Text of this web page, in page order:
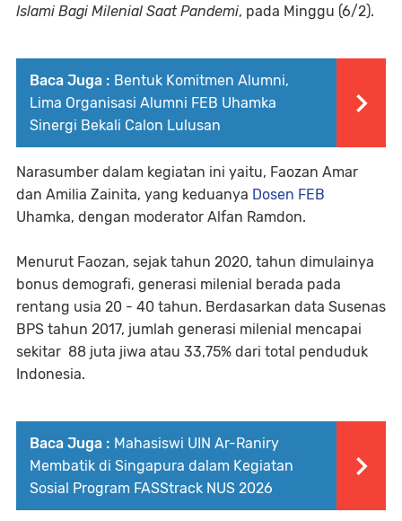
Islami Bagi Milenial Saat Pandemi, pada Minggu (6/2).
Baca Juga : Bentuk Komitmen Alumni,
Lima Organisasi Alumni FEB Uhamka
Sinergi Bekali Calon Lulusan
Narasumber dalam kegiatan ini yaitu, Faozan Amar
dan Amilia Zainita, yang keduanya Dosen FEB
Uhamka, dengan moderator Alfan Ramdon.
Menurut Faozan, sejak tahun 2020, tahun dimulainya
bonus demografi, generasi milenial berada pada
rentang usia 20 - 40 tahun. Berdasarkan data Susenas
BPS tahun 2017, jumlah generasi milenial mencapai
sekitar 88 juta jiwa atau 33,75% dari total penduduk
Indonesia.
Baca Juga : Mahasiswi UIN Ar-Raniry
Membatik di Singapura dalam Kegiatan
Sosial Program FASStrack NUS 2026